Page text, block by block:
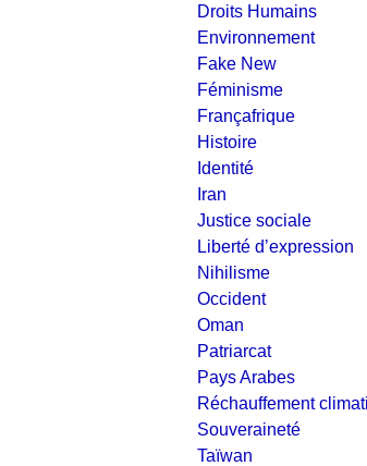
Droits Humains
Environnement
Fake New
Féminisme
Françafrique
Histoire
Identité
Iran
Justice sociale
Liberté d’expression
Nihilisme
Occident
Oman
Patriarcat
Pays Arabes
Réchauffement
Souveraineté
Taïwan